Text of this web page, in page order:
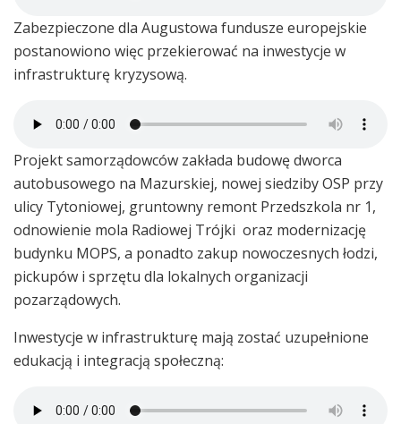
Zabezpieczone dla Augustowa fundusze europejskie
postanowiono więc przekierować na inwestycje w
infrastrukturę kryzysową.
Projekt samorządowców zakłada budowę dworca
autobusowego na Mazurskiej, nowej siedziby OSP przy
ulicy Tytoniowej, gruntowny remont Przedszkola nr 1,
odnowienie mola Radiowej Trójki oraz modernizację
budynku MOPS, a ponadto zakup nowoczesnych łodzi,
pickupów i sprzętu dla lokalnych organizacji
pozarządowych.
Inwestycje w infrastrukturę mają zostać uzupełnione
edukacją i integracją społeczną: